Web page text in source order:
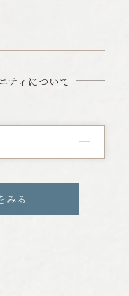
ティについて
みる